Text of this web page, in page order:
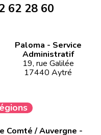
62 28 60
Paloma - Service
Administratif
19, rue Galilée
17440 Aytré
Comté / Auvergne -